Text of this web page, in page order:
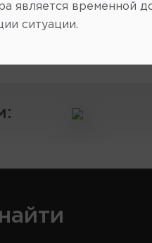
является временной
ситуации.